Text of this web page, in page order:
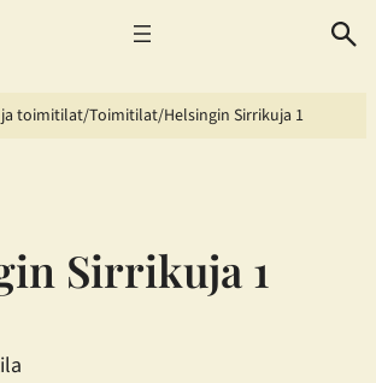
toimitilat Toimitilat Helsingin Sirrikuja 1
Sirrikuja 1